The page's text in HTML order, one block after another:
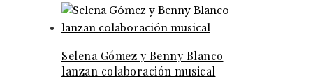
Selena Gómez y Benny Blanco
lanzan colaboración musical